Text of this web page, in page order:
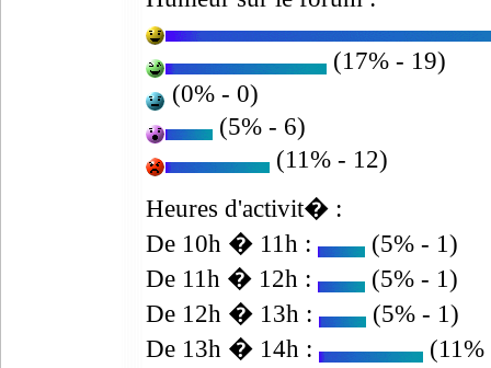
(17% - 19)
(0% - 0)
(5% - 6)
(11% - 12)
Heures d'activit� :
De 10h � 11h :
(5% - 1)
De 11h � 12h :
(5% - 1)
De 12h � 13h :
(5% - 1)
De 13h � 14h :